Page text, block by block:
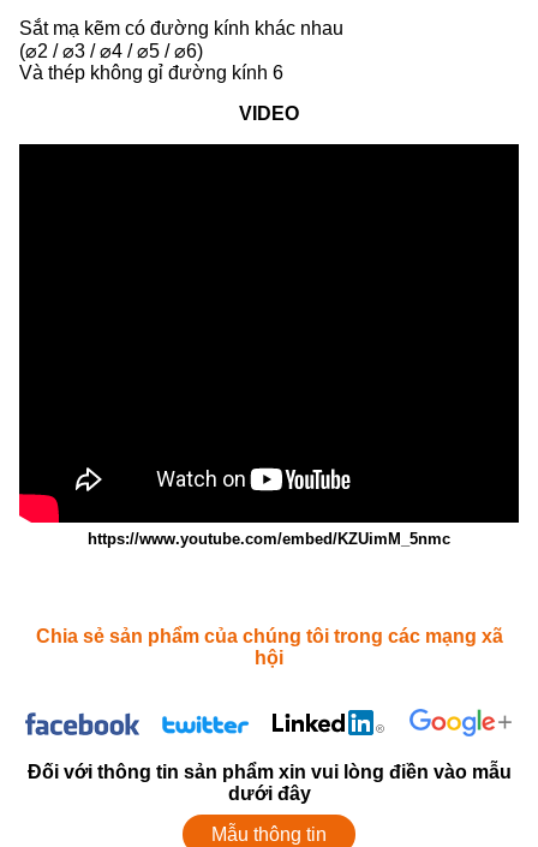
Sắt mạ kẽm có đường kính khác nhau
(⌀2 / ⌀3 / ⌀4 / ⌀5 / ⌀6)
Và thép không gỉ đường kính 6
VIDEO
https://www.youtube.com/embed/KZUimM_5nmc
Chia sẻ sản phẩm của chúng tôi trong các mạng xã
hội
Đối với thông tin sản phẩm xin vui lòng điền vào mẫu
dưới đây
Mẫu thông tin